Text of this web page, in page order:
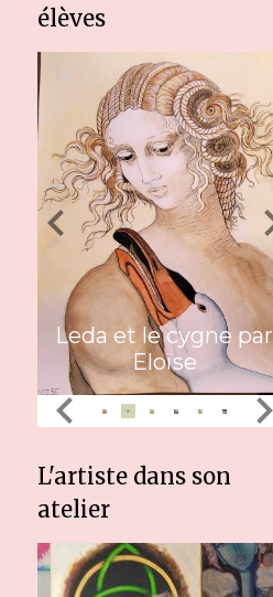
élèves
Leda et le cygne par
Eloïse
L'artiste dans son
atelier